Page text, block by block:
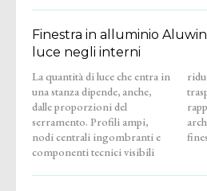
Finestra in alluminio
luce negli interni
La quantità di luce che entra in
una stanza dipende, anche,
dalle proporzioni del
serramento. Profili ampi,
nodi centrali ingombranti e
componenti tecnici visibili
riducono la superficie
trasparente e appesantiscono il
rapporto tra finestra e
architettura. La nuova